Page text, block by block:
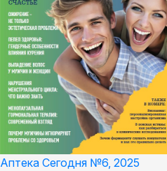
Аптека Сегодня №6, 2025